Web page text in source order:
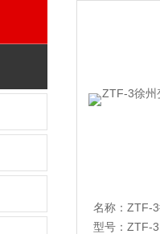
名称： ZTF-3徐
型号：ZTF-3